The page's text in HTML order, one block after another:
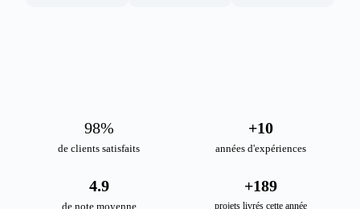
de clients satisfaits
98%
années d'expériences
+10
de note moyenne
4.9
projets livrés cette année
+189